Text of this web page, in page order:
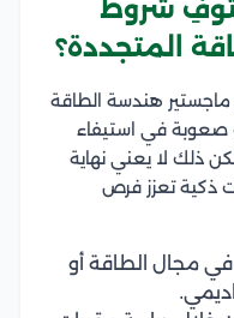
شروط
المتجددة؟
هندسة الطاقة
صعوبة في استيفاء
ذلك لا يعني نهاية
ذكية تعزز فرص
في مجال الطاقة أو